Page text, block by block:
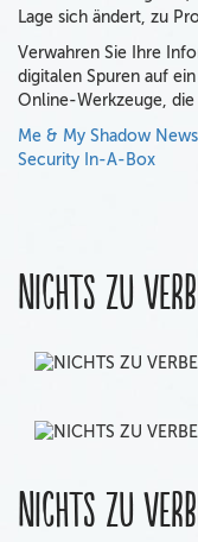
Lage sich ändert, zu
Verwahren Sie Ihre
digitalen Spuren auf
Online-Werkzeuge,
Me & My Shadow News
Security In-A-Box
Nichts zu
Nichts zu